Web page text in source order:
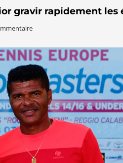
gravir rapidement les